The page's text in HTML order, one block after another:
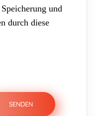
und
durch diese